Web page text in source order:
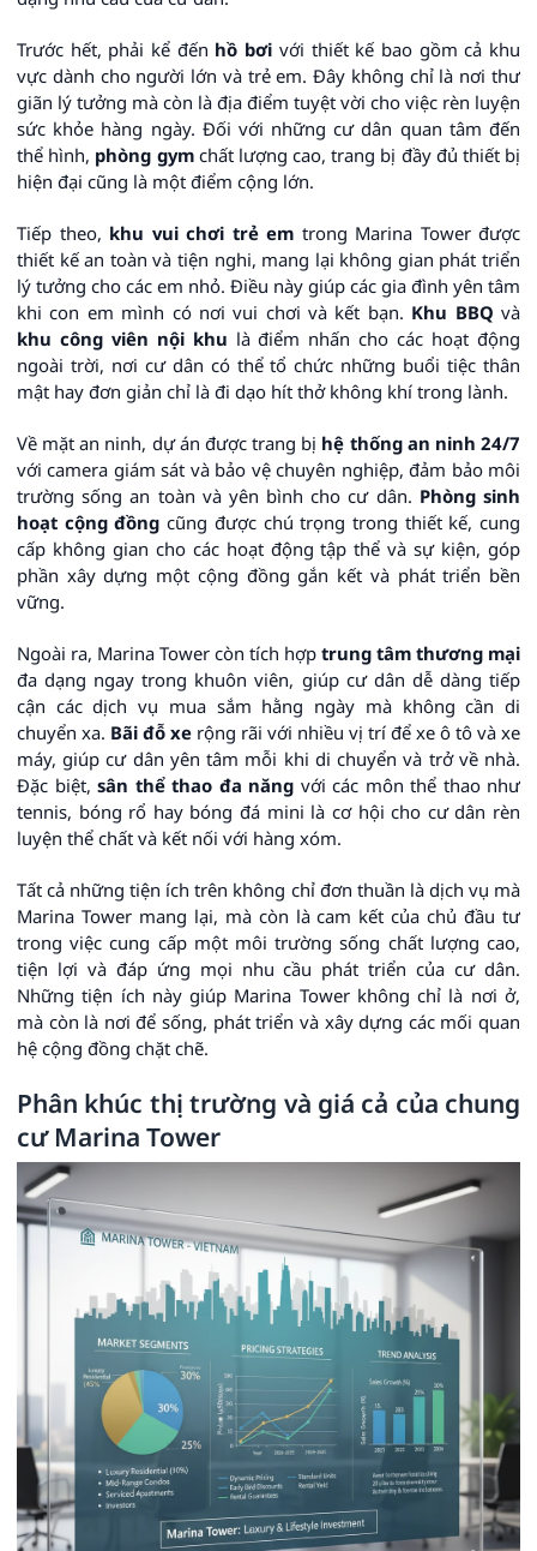
Trước hết, phải kể đến hồ bơi với thiết kế bao gồm cả khu
vực dành cho người lớn và trẻ em. Đây không chỉ là nơi thư
giãn lý tưởng mà còn là địa điểm tuyệt vời cho việc rèn luyện
sức khỏe hàng ngày. Đối với những cư dân quan tâm đến
thể hình, phòng gymchất lượng cao, trang bị đầy đủ thiết bị
hiện đại cũng là một điểm cộng lớn.
Tiếp theo, khu vui chơi trẻ em trong Marina Tower được
thiết kế an toàn và tiện nghi, mang lại không gian phát triển
lý tưởng cho các em nhỏ. Điều này giúp các gia đình yên tâm
khi con em mình có nơi vui chơi và kết bạn. Khu BBQ và
khu công viên nội khu là điểm nhấn cho các hoạt động
ngoài trời, nơi cư dân có thể tổ chức những buổi tiệc thân
mật hay đơn giản chỉ là đi dạo hít thở không khí trong lành.
Về mặt an ninh, dự án được trang bị hệ thống an ninh 24/7
với camera giám sát và bảo vệ chuyên nghiệp, đảm bảo môi
trường sống an toàn và yên bình cho cư dân. Phòng sinh
hoạt cộng đồng cũng được chú trọng trong thiết kế, cung
cấp không gian cho các hoạt động tập thể và sự kiện, góp
phần xây dựng một cộng đồng gắn kết và phát triển bền
vững.
Ngoài ra, Marina Tower còn tích hợp trung tâm thương mại
đa dạng ngay trong khuôn viên, giúp cư dân dễ dàng tiếp
cận các dịch vụ mua sắm hằng ngày mà không cần di
chuyển xa. Bãi đỗ xe rộng rãi với nhiều vị trí để xe ô tô và xe
máy, giúp cư dân yên tâm mỗi khi di chuyển và trở về nhà.
Đặc biệt, sân thể thao đa năng với các môn thể thao như
tennis, bóng rổ hay bóng đá mini là cơ hội cho cư dân rèn
luyện thể chất và kết nối với hàng xóm.
Tất cả những tiện ích trên không chỉ đơn thuần là dịch vụ mà
Marina Tower mang lại, mà còn là cam kết của chủ đầu tư
trong việc cung cấp một môi trường sống chất lượng cao,
tiện lợi và đáp ứng mọi nhu cầu phát triển của cư dân.
Những tiện ích này giúp Marina Tower không chỉ là nơi ở,
mà còn là nơi để sống, phát triển và xây dựng các mối quan
hệ cộng đồng chặt chẽ.
Phân khúc thị trường và giá cả của chung
cư Marina Tower